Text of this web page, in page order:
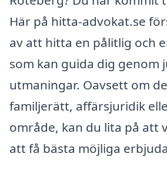
Här på hitta-advokat.se
av att hitta en pålitlig och
som kan guida dig genom
utmaningar. Oavsett om
familjerätt, affärsjuridik
område, kan du lita på att
att få bästa möjliga